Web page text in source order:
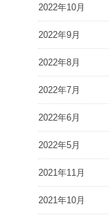
2022年10月
2022年9月
2022年8月
2022年7月
2022年6月
2022年5月
2021年11月
2021年10月